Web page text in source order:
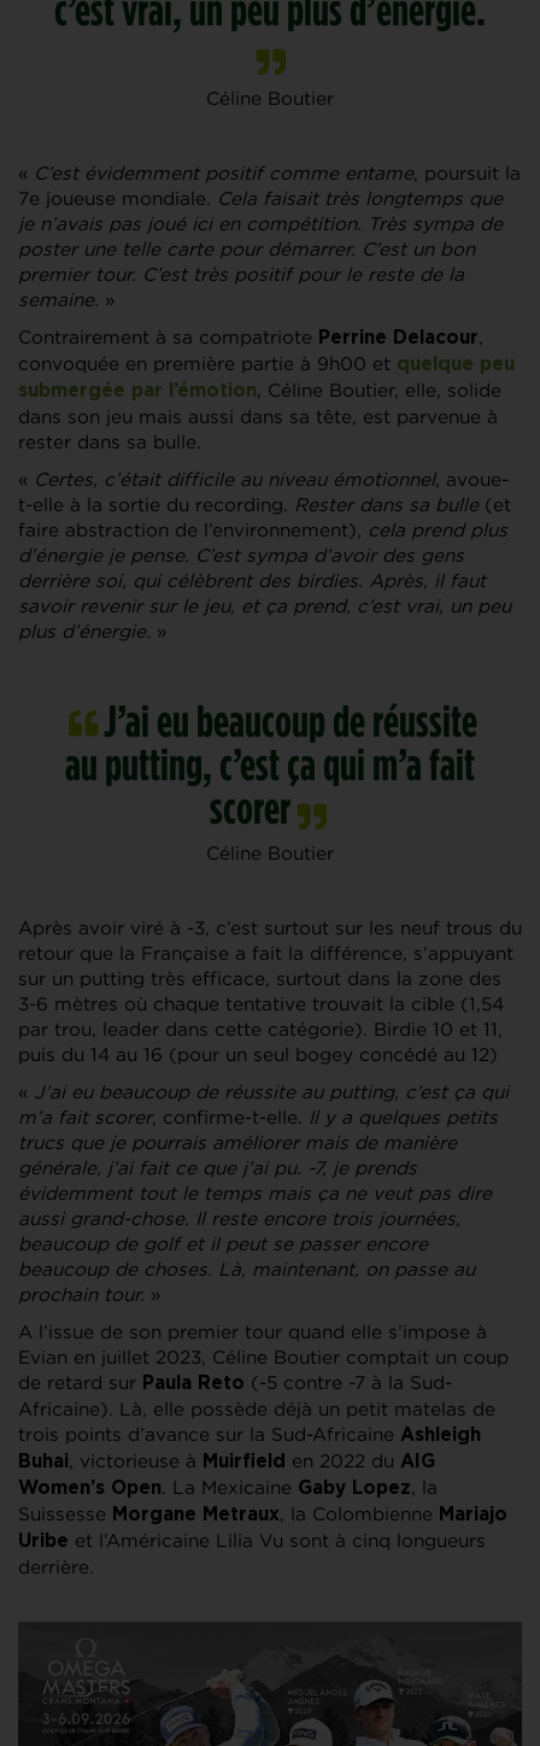
Céline Boutier
« C’est évidemment positif comme entame, poursuit la
7e joueuse mondiale. Cela faisait très longtemps que
je n’avais pas joué ici en compétition. Très sympa de
poster une telle carte pour démarrer. C’est un bon
premier tour. C’est très positif pour le reste de la
semaine. »
Contrairement à sa compatriote Perrine Delacour,
convoquée en première partie à 9h00 et quelque peu
submergée par l’émotion, Céline Boutier, elle, solide
dans son jeu mais aussi dans sa tête, est parvenue à
rester dans sa bulle.
« Certes, c’était difficile au niveau émotionnel, avoue-
t-elle à la sortie du recording. Rester dans sa bulle (et
faire abstraction de l’environnement), cela prend plus
d’énergie je pense. C’est sympa d’avoir des gens
derrière soi, qui célèbrent des birdies. Après, il faut
savoir revenir sur le jeu, et ça prend, c’est vrai, un peu
plus d’énergie. »
J’ai eu beaucoup de réussite
au putting, c’est ça qui m’a fait
scorer
Céline Boutier
Après avoir viré à -3, c’est surtout sur les neuf trous du
retour que la Française a fait la différence, s’appuyant
sur un putting très efficace, surtout dans la zone des
3-6 mètres où chaque tentative trouvait la cible (1,54
par trou, leader dans cette catégorie). Birdie 10 et 11,
puis du 14 au 16 (pour un seul bogey concédé au 12)
« J’ai eu beaucoup de réussite au putting, c’est ça qui
m’a fait scorer, confirme-t-elle. Il y a quelques petits
trucs que je pourrais améliorer mais de manière
générale, j’ai fait ce que j’ai pu. -7, je prends
évidemment tout le temps mais ça ne veut pas dire
aussi grand-chose. Il reste encore trois journées,
beaucoup de golf et il peut se passer encore
beaucoup de choses. Là, maintenant, on passe au
prochain tour. »
A l’issue de son premier tour quand elle s’impose à
Evian en juillet 2023, Céline Boutier comptait un coup
de retard sur Paula Reto (-5 contre -7 à la Sud-
Africaine). Là, elle possède déjà un petit matelas de
trois points d’avance sur la Sud-Africaine Ashleigh
Buhai, victorieuse à Muirfield en 2022 du AIG
Women’s Open. La Mexicaine Gaby Lopez, la
Suissesse Morgane Metraux, la Colombienne Mariajo
Uribe et l’Américaine Lilia Vu sont à cinq longueurs
derrière.